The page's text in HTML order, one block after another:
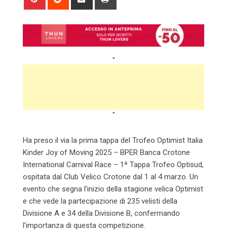
"
"
Ha preso il via la prima tappa del Trofeo Optimist Italia
Kinder Joy of Moving 2025 – BPER Banca Crotone
International Carnival Race – 1ª Tappa Trofeo Optisud,
ospitata dal Club Velico Crotone dal 1 al 4 marzo. Un
evento che segna l’inizio della stagione velica Optimist
e che vede la partecipazione di 235 velisti della
Divisione A e 34 della Divisione B, confermando
l’importanza di questa competizione.